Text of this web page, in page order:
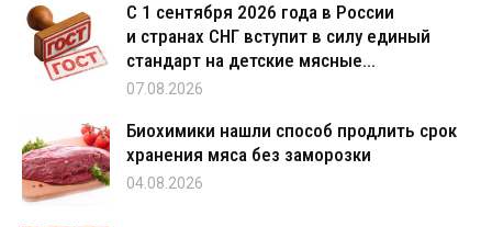
С 1 сентября 2026 года в России
и странах СНГ вступит в силу единый
стандарт на детские мясные...
07.08.2026
Биохимики нашли способ продлить срок
хранения мяса без заморозки
04.08.2026